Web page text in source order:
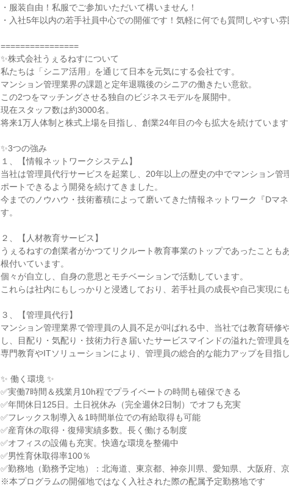
・服装自由！私服でご参加いただいて構いません！
・入社5年以内の若手社員中心での開催です！気軽に何でも質問しやすい雰
================
✨株式会社うぇるねすについて
私たちは「シニア活用」を通じて日本を元気にする会社です。
マンション管理業界の課題と定年退職後のシニアの働きたい意欲。
この2つをマッチングさせる独自のビジネスモデルを展開中。
現在スタッフ数は約3000名。
将来1万人体制と株式上場を目指し、創業24年目の今も拡大を続けています
✨3つの強み
１、【情報ネットワークシステム】
当社は管理員代行サービスを起業し、20年以上の歴史の中でマンション管
ポートできるよう開発を続けてきました。
今までのノウハウ・技術蓄積によって磨いてきた情報ネットワーク『Dマ
す。
２、【人材教育サービス】
うぇるねすの創業者がかつてリクルート教育事業のトップであったことも
根付いています。
個々が自立し、自身の意思とモチベーションで活動しています。
これらは社内にもしっかりと浸透しており、若手社員の成長や自己実現に
３、【管理員代行】
マンション管理業界で管理員の人員不足が叫ばれる中、当社では教育研修
し、目配り・気配り・技術力行き届いたサービスマインドの溢れた管理員
専門教育やITソリューションにより、管理員の総合的な能力アップを目指し
✨ 働く環境 ✨
✅実働7時間＆残業月10h程でプライベートの時間も確保できる
✅年間休日125日。土日祝休み（完全週休2日制）でオフも充実
✅フレックス制導入＆1時間単位での有給取得も可能
✅産育休の取得・復帰実績多数。長く働ける制度
✅オフィスの設備も充実。快適な環境を整備中
✅男性育休取得率100％
✅勤務地（勤務予定地）：北海道、東京都、神奈川県、愛知県、大阪府、
※本プログラムの開催地ではなく入社された際の配属予定勤務地です